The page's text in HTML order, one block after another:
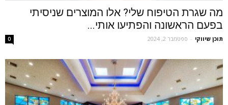
מה שגרת הטיפוח שלי? אלו המוצרים שניסיתי
בפעם הראשונה והפתיעו אותי...
תוכן שיווקי - ספטמבר 2, 2024 0